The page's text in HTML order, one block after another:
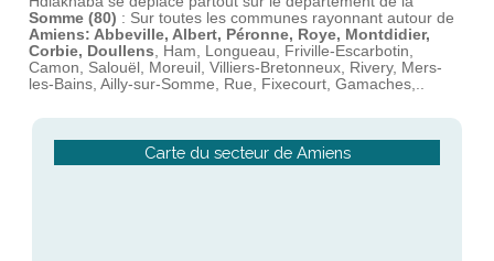
Somme (80) : Sur toutes les communes rayonnant autour de
Amiens: Abbeville, Albert, Péronne, Roye, Montdidier,
Corbie, Doullens, Ham, Longueau, Friville-Escarbotin,
Camon, Salouël, Moreuil, Villiers-Bretonneux, Rivery, Mers-
les-Bains, Ailly-sur-Somme, Rue, Fixecourt, Gamaches,..
Carte du secteur de Amiens